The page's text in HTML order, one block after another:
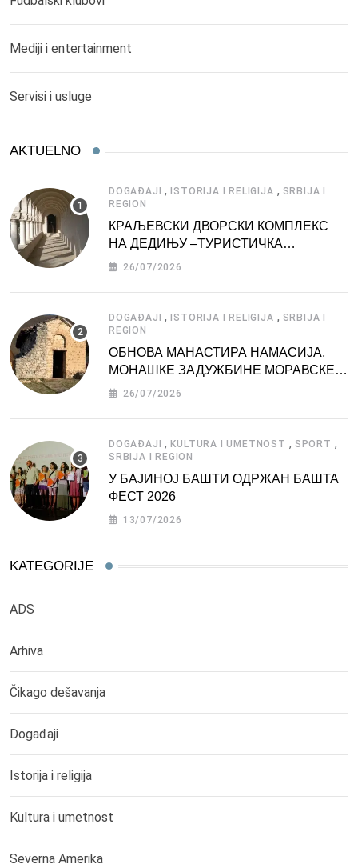
Mediji i entertainment
Servisi i usluge
AKTUELNO
DOGAĐAJI , ISTORIJA I RELIGIJA , SRBIJA I
REGION
КРАЉЕВСКИ ДВОРСКИ КОМПЛЕКС
НА ДЕДИЊУ –ТУРИСТИЧКА
АТРАКЦИЈА
26/07/2026
DOGAĐAJI , ISTORIJA I RELIGIJA , SRBIJA I
REGION
ОБНОВА МАНАСТИРА НАМАСИЈА,
МОНАШКЕ ЗАДУЖБИНЕ МОРАВСКЕ
СРБИЈЕ
26/07/2026
DOGAĐAJI ,KULTURA I UMETNOST , SPORT ,
SRBIJA I REGION
У БАЈИНОЈ БАШТИ ОДРЖАН БАШТА
ФЕСТ 2026
13/07/2026
KATEGORIJE
ADS
Arhiva
Čikago dešavanja
Događaji
Istorija i religija
Kultura i umetnost
Severna Amerika